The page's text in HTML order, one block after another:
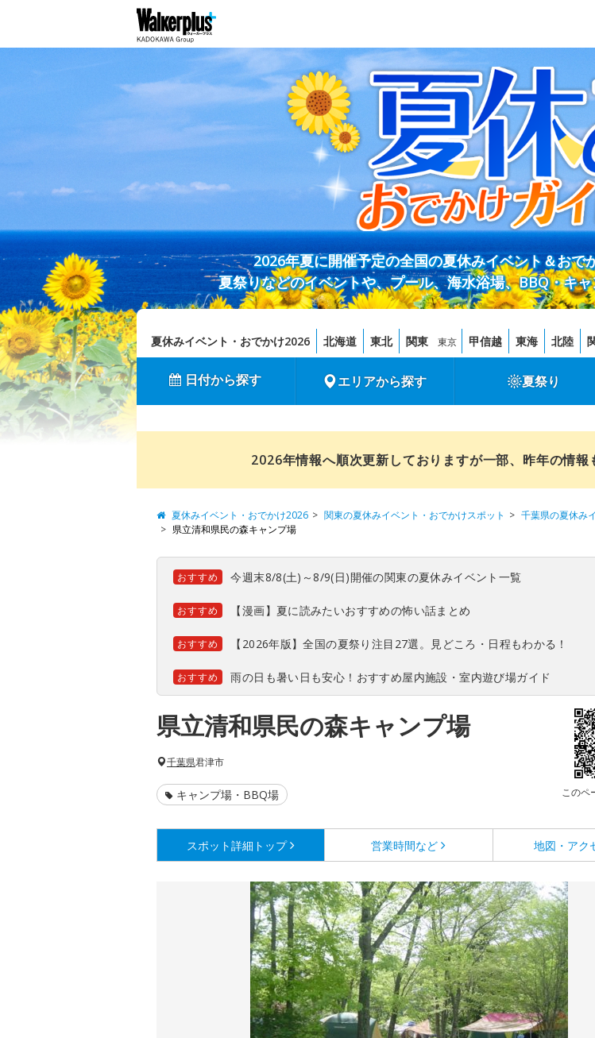
2026年夏に開催予定の全国の夏休みイベント＆おで
夏祭りなどのイベントや、プール、海水浴場、BBQ・キ
夏休みイベント・おでかけ2026 北海道 東北 関東 東京 甲信越 東海 北陸
日付から探す エリアから探す 夏祭り
2026年情報へ順次更新しておりますが一部、昨年の情報
夏休みイベント・おでかけ2026 関東の夏休みイベント・おでかけスポット 千葉県の夏休み
県立清和県民の森キャンプ場
おすすめ 今週末8/8(土)～8/9(日)開催の関東の夏休みイベント一覧
おすすめ 【漫画】夏に読みたいおすすめの怖い話まとめ
おすすめ 【2026年版】全国の夏祭り注目27選。見どころ・日程もわかる！
おすすめ 雨の日も暑い日も安心！おすすめ屋内施設・室内遊び場ガイド
県立清和県民の森キャンプ場
このペ
千葉県君津市
キャンプ場・BBQ場
スポット詳細 トップ 営業時間など 地図・アク